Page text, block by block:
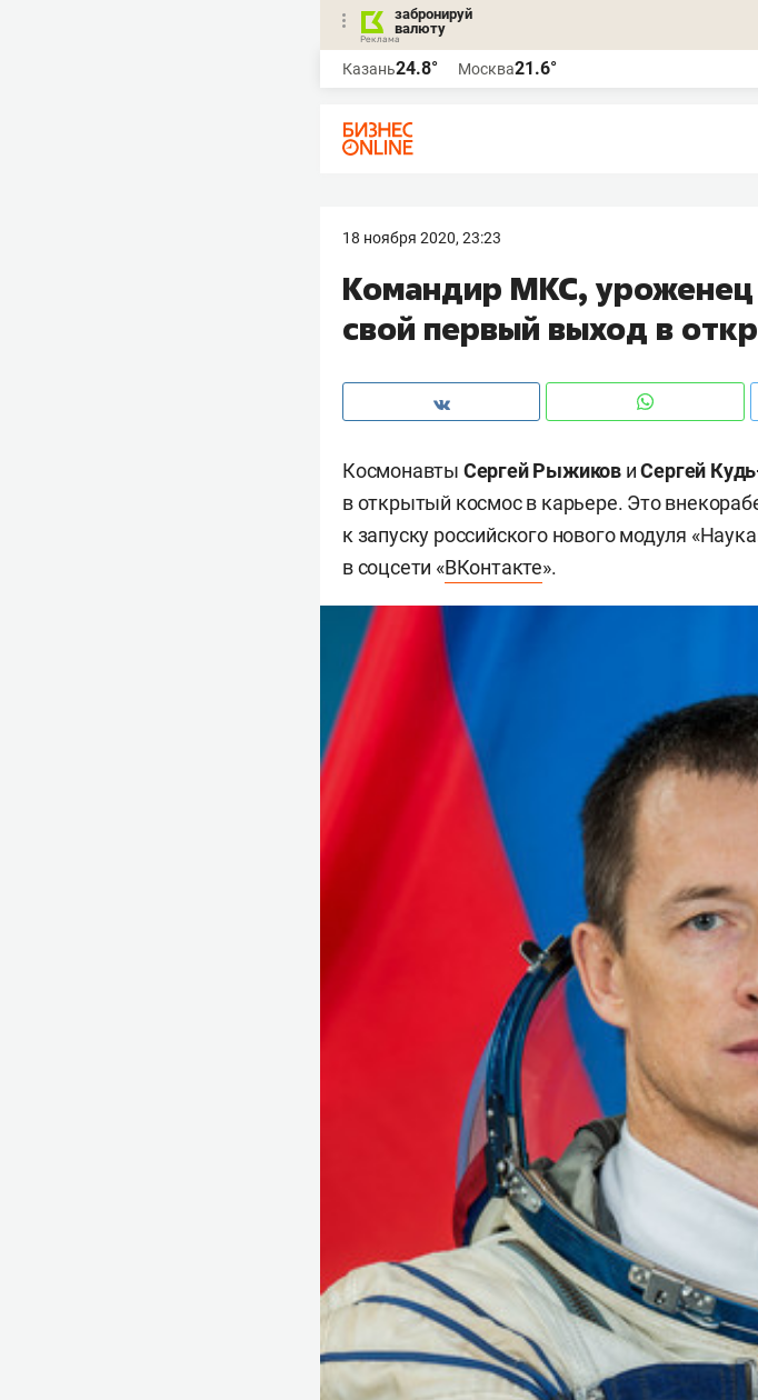
забронируй
валюту
Казань24.8° Москва21.6°
18 ноября 2020, 23:23
Командир МКС,
свой первый выход в
Космонавты Сергей Рыжиков иСергей
в открытый космос в карьере. Это
к запуску российского нового модуля
в соцсети «ВКонтакте».